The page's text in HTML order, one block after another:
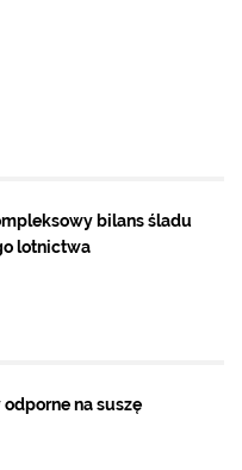
bilans śladu
lotnictwa
odporne na suszę